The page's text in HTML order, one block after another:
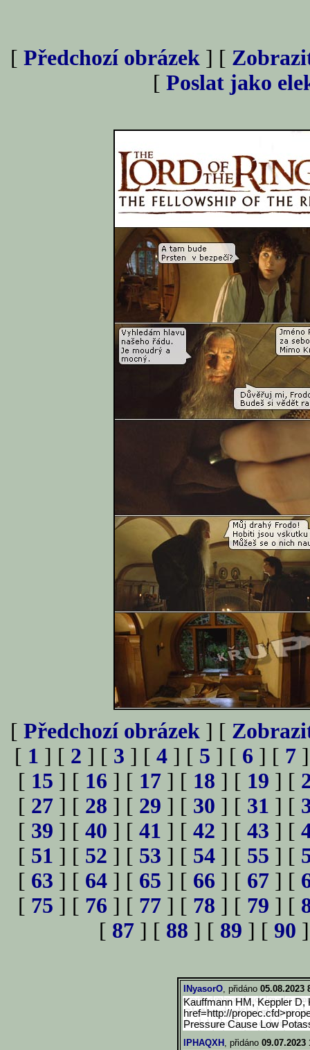
[ Předchozí obrázek ] [
[ Poslat jako
[ Předchozí obrázek ] [
[ 1 ] [ 2 ] [ 3 ] [ 4 ] [ 5 ] [ 6 ] [ 7
[ 15 ] [ 16 ] [ 17 ] [ 18 ] [ 19 ] [
[ 27 ] [ 28 ] [ 29 ] [ 30 ] [ 31 ] [
[ 39 ] [ 40 ] [ 41 ] [ 42 ] [ 43 ] [
[ 51 ] [ 52 ] [ 53 ] [ 54 ] [ 55 ] [
[ 63 ] [ 64 ] [ 65 ] [ 66 ] [ 67 ] [
[ 75 ] [ 76 ] [ 77 ] [ 78 ] [ 79 ] [
[ 87 ] [ 88 ] [ 89 ] [ 90
INyasorO, přidáno 05.08.2023
Kauffmann HM, Keppler
href=http://propec.cfd>prop
Pressure Cause Low
lPHAQXH , přidáno 09.07.2023